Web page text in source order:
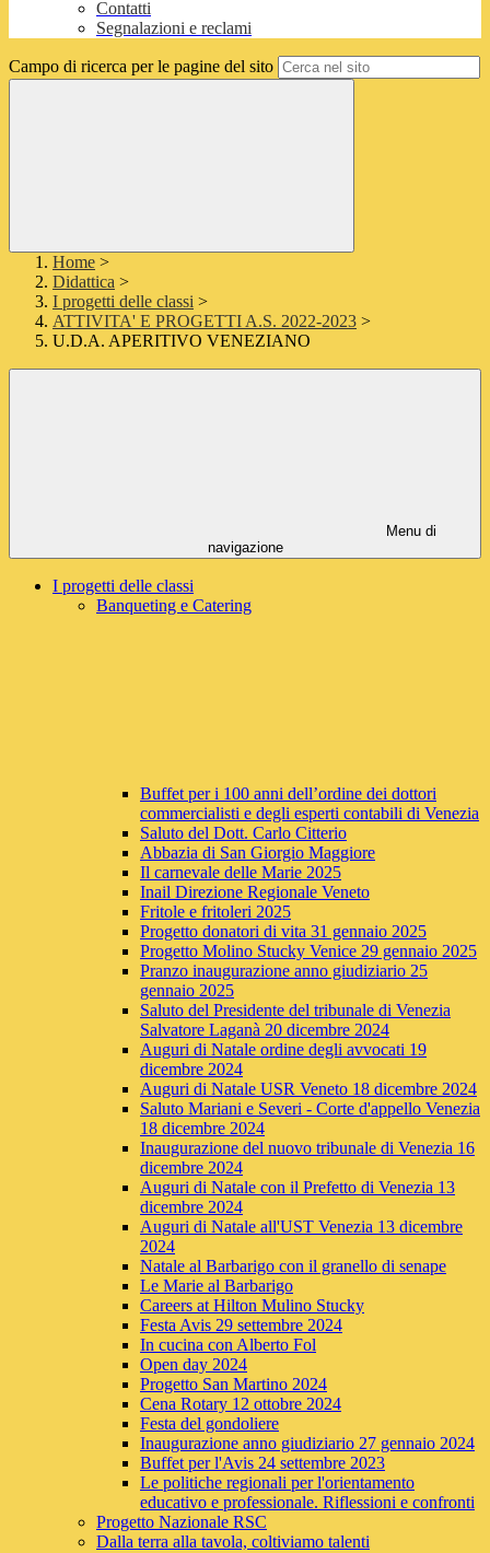
Contatti
Segnalazioni e reclami
Campo di ricerca per le pagine del sito
Home >
Didattica >
I progetti delle classi >
ATTIVITA' E PROGETTI A.S. 2022-2023 >
U.D.A. APERITIVO VENEZIANO
Menu di
navigazione
I progetti delle classi
Banqueting e Catering
Buffet per i 100 anni dell’ordine dei dottori
commercialisti e degli esperti contabili di Venezia
Saluto del Dott. Carlo Citterio
Abbazia di San Giorgio Maggiore
Il carnevale delle Marie 2025
Inail Direzione Regionale Veneto
Fritole e fritoleri 2025
Progetto donatori di vita 31 gennaio 2025
Progetto Molino Stucky Venice 29 gennaio 2025
Pranzo inaugurazione anno giudiziario 25
gennaio 2025
Saluto del Presidente del tribunale di Venezia
Salvatore Laganà 20 dicembre 2024
Auguri di Natale ordine degli avvocati 19
dicembre 2024
Auguri di Natale USR Veneto 18 dicembre 2024
Saluto Mariani e Severi - Corte d'appello Venezia
18 dicembre 2024
Inaugurazione del nuovo tribunale di Venezia 16
dicembre 2024
Auguri di Natale con il Prefetto di Venezia 13
dicembre 2024
Auguri di Natale all'UST Venezia 13 dicembre
2024
Natale al Barbarigo con il granello di senape
Le Marie al Barbarigo
Careers at Hilton Mulino Stucky
Festa Avis 29 settembre 2024
In cucina con Alberto Fol
Open day 2024
Progetto San Martino 2024
Cena Rotary 12 ottobre 2024
Festa del gondoliere
Inaugurazione anno giudiziario 27 gennaio 2024
Buffet per l'Avis 24 settembre 2023
Le politiche regionali per l'orientamento
educativo e professionale. Riflessioni e confronti
Progetto Nazionale RSC
Dalla terra alla tavola, coltiviamo talenti